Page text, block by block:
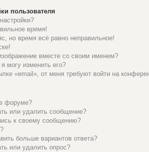
пользователя
время!
но время всё равно неправильное!
вместе со своим именем?
могу изменить его?
«email», от меня требуют войти на
форуме?
или удалить сообщение?
к своему сообщению?
больше вариантов ответа?
или удалить опрос?